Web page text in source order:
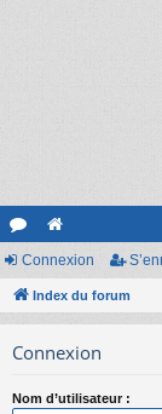
or
u
e
sit
Connexion
Index du forum
Connexion
Nom d’utilisateur :